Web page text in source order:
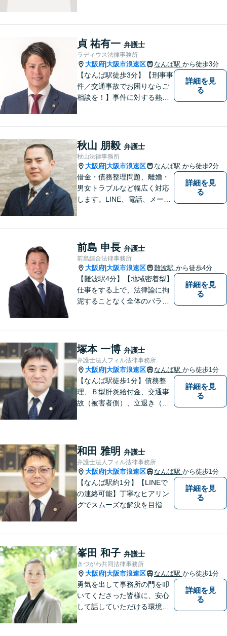
貞 祐有一 弁護士
ラディウス法律事務所
大阪府 大阪市浪速区 なんば駅 から徒歩3分
【なんば駅徒歩3分】【刑事事
件／交通事故でお困りならご
相談を！】事件に対する熱い
の弁護を大切にしておりま
す。【LINEやメールの問い合
わせ可】
詳細を見
る
秋山 朋毅 弁護士
秋山法律事務所
大阪府 大阪市浪速区 なんば駅 から徒歩2分
借金・債務整理問題、離婚・
男女トラブルなど幅広く対応
します。LINE、電話、メー
をできるだけ少なく！相談し
やすい環境づくりに努め、納
得できる解決を目指します！
詳細を見
る
前島 申長 弁護士
前島綜合法律事務所
大阪府 大阪市浪速区 難波駅 から徒歩4分
【難波駅4分】【地域密着型】
仕事をする上で、法律論に拘
泥することなく全体のバラン
クライアントの話を丁寧に聞
き、意思疎通を測った上で最
適な解決策を提示します。
詳細を見
る
塚本 一博 弁護士
弁護士法人フィル法律事務所
大阪府 大阪市浪速区 なんば駅 から徒歩1分
【なんば駅徒歩1分】債務整
理、Ｂ型肝炎給付金、交通事
故（被害者側）、立退き（借
連絡ください！
詳細を見
る
和田 雅明 弁護士
弁護士法人フィル法律事務所
大阪府 大阪市浪速区 なんば駅 から徒歩1分
【なんば駅約1分】【LINEで
の連絡可能】丁寧なヒアリン
グでスムーズな解決を目指し
事故の被害に遭われた場合／
借金でお困りの方／相続トラ
ブルなどご相談ください【休
日相談可】
詳細を見
る
峯田 和子 弁護士
きづがわ共同法律事務所
大阪府 大阪市浪速区 なんば駅 から徒歩1分
勇気を出して事務所の門を叩
いてくださった皆様に、安心
して話していただける環境を
詳細を見
る